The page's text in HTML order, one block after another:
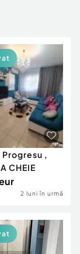
,
CHEIE
2 luni în urmă